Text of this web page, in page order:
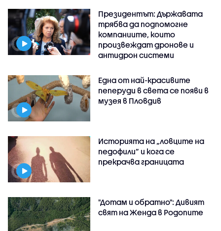
Президентът: Държавата
трябва да подпомогне
компаниите, които
произвеждат дронове и
антидрон системи
Една от най-красивите
пеперуди в света се появи в
музея в Пловдив
Историята на „ловците на
педофили” и кога се
прекрачва границата
"Дотам и обратно": Дивият
свят на Женда в Родопите